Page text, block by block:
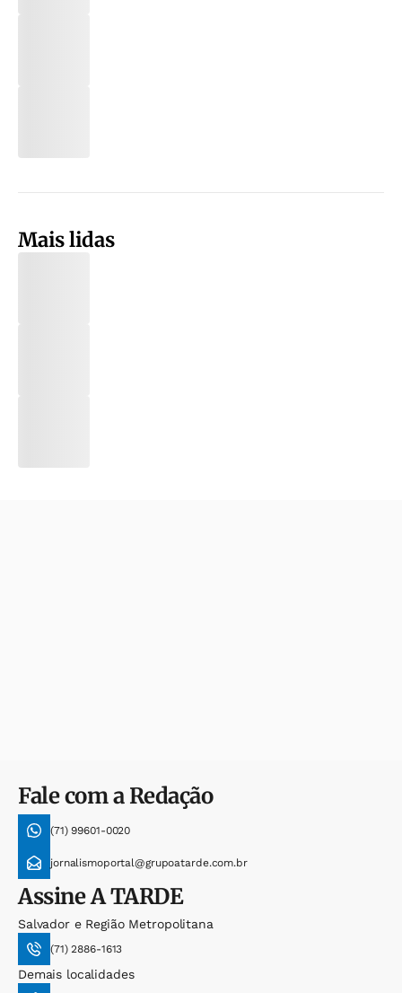
Mais lidas
Fale com a Redação
(71) 99601-0020
jornalismoportal@grupoatarde.com.br
AssineA TARDE
Salvador e Região Metropolitana
(71) 2886-1613
Demais localidades